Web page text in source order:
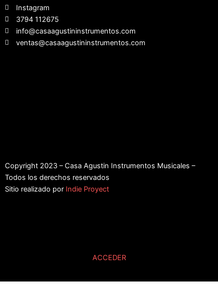
Instagram
3794 112675
info@casaagustininstrumentos.com
ventas@casaagustininstrumentos.com
Copyright 2023 – Casa Agustin Instrumentos Musicales –
Todos los derechos reservados
Sitio realizado por Indie Proyect
ACCEDER